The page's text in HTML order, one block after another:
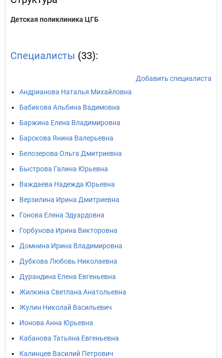
Детская поликлиника ЦГБ
Специалисты (33):
Добавить специалиста
Андрианова Наталья Михайловна
Бабикова Альбина Вадимовна
Баржина Елена Владимировна
Барскова Янина Валерьевна
Белозерова Ольга Дмитриевна
Быстрова Галина Юрьевна
Важдаева Надежда Юрьевна
Верзилина Ирина Дмитриевна
Гонова Елена Эдуардовна
Горбунова Ирина Викторовна
Домнина Ирина Владимировна
Дубкова Любовь Николаевна
Дурандина Елена Евгеньевна
Жилкина Светлана Анатольевна
Жулин Николай Васильевич
Ионова Анна Юрьевна
Кабанова Татьяна Евгеньевна
Калинцев Василий Петрович